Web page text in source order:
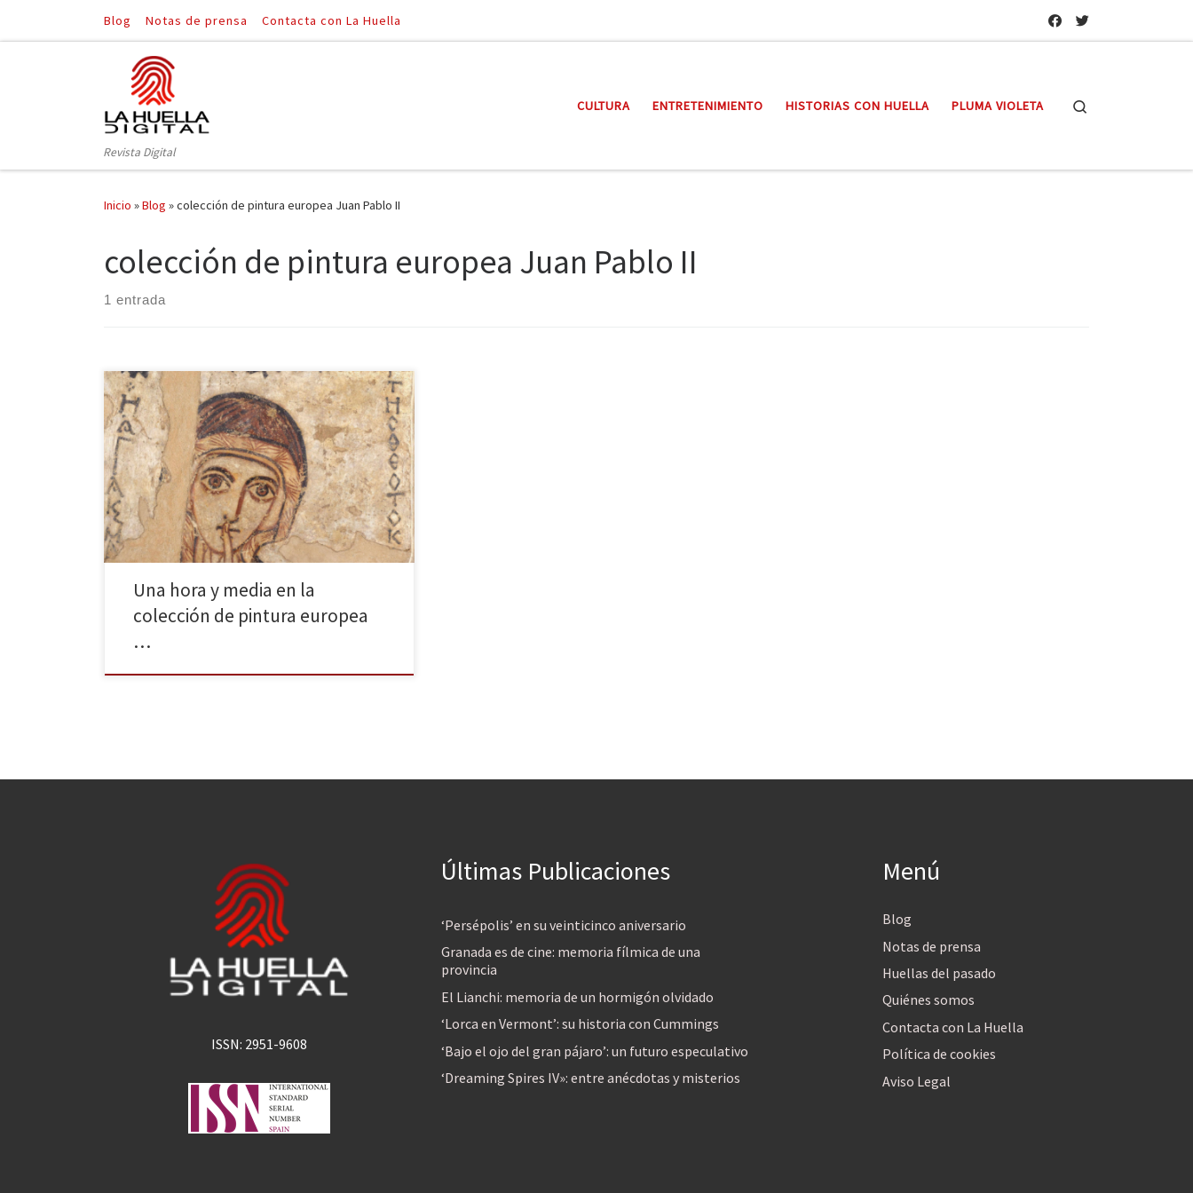
Saltar al contenido
Blog Notas de prensa Contacta con La Huella
Revista Digital
CULTURA ENTRETENIMIENTO HISTORIAS CON HUELLA PLUMA VIOLETA
Inicio »Blog »colección de pintura europea Juan Pablo II
colección de pintura europea Juan Pablo II
1 entrada
La ciudad de Varsovia ofrece un testimonio
impactante de los sucesos ocurridos a lo largo de la
historia del siglo XX: un muro construido por los nazis
que rompe el trazado de sus calles y patios
comunales para separar los judíos, una guerra mundial
que la arrasó por completo, un […]
Una hora y media en la
colección de pintura europea
…
ISSN: 2951-9608
Últimas Publicaciones
‘Persépolis’ en su veinticinco aniversario
Granada es de cine: memoria fílmica de una
provincia
El Lianchi: memoria de un hormigón olvidado
‘Lorca en Vermont’: su historia con Cummings
‘Bajo el ojo del gran pájaro’: un futuro especulativo
‘Dreaming Spires IV»: entre anécdotas y misterios
Menú
Blog
Notas de prensa
Huellas del pasado
Quiénes somos
Contacta con La Huella
Política de cookies
Aviso Legal